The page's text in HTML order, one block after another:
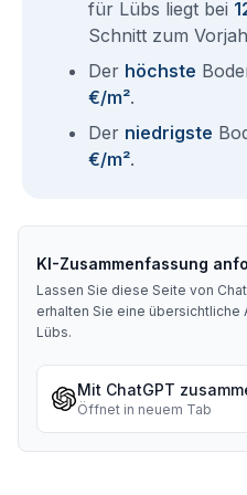
für Lübs liegt bei
Schnitt zum
Der höchste
€/m².
Der niedrigste
€/m².
KI-Zusammenfassung
Lassen Sie diese Seite von
erhalten Sie eine
Lübs.
Mit ChatGPT
Öffnet in neuem Tab